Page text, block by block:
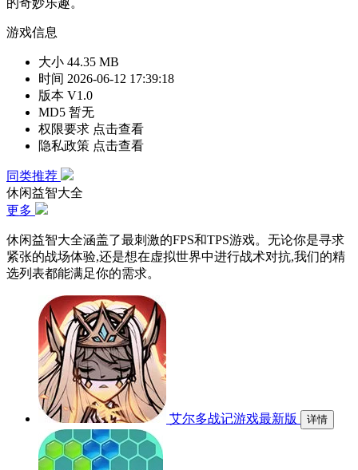
游戏信息
大小 44.35 MB
时间 2026-06-12 17:39:18
版本 V1.0
MD5 暂无
权限要求 点击查看
隐私政策 点击查看
同类推荐
休闲益智大全
更多
休闲益智大全涵盖了最刺激的FPS和TPS游戏。无论你是寻求
紧张的战场体验,还是想在虚拟世界中进行战术对抗,我们的精
选列表都能满足你的需求。
艾尔多战记游戏最新版 详情